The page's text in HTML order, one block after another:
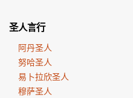
圣人言行
阿丹圣人
努哈圣人
易卜拉欣圣人
穆萨圣人